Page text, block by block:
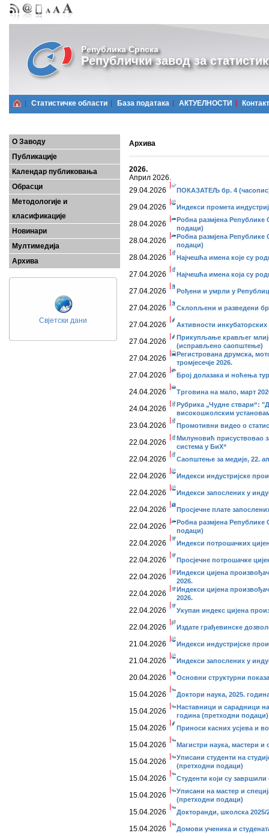
Република Српска
Републички завод за
Статистичке области Базa података АКТУЕЛНОСТИ Контакт
О Заводу
Публикације
Календар публиковања
Обрасци
Методологије и
класификације
Новинари
Мултимедија
Архива
Свјетски дани
Архива
2026.
Април 2026.
29.04.2026
ПОКАЗАТЕЉ бр. 4
29.04.2026 Индекси промета
28.04.2026
Робна размјена Републике
подаци)
28.04.2026
Робна размјена Републике
подаци)
28.04.2026 Најчешћа имена које су
27.04.2026 Најчешћа имена која су
27.04.2026 Рођени и умрли у
27.04.2026 Склопљени и разведени
27.04.2026 Активности инкубаторских
27.04.2026
Прикупљање крављег
(исправљено саопштење)
27.04.2026
Регистрована друмска,
тромјесечје 2026.
27.04.2026 Број долазака и ноћења
24.04.2026 Трговина на мало, март
24.04.2026
Рубрика „Чудне ствари“:
високошколским
23.04.2026 Промотивни видео о
22.04.2026
Милуновић присуствовао
система у БиХ“
22.04.2026 Саопштење за медије, 22.
22.04.2026 Индекси индустријске
22.04.2026 Индекси запослених у
22.04.2026 Просјечне плате
22.04.2026
Робна размјена Републике
подаци)
22.04.2026 Индекси потрошачких
22.04.2026 Просјечне потрошачке
22.04.2026
Индекси цијена
2026.
22.04.2026
Индекси цијена
2026.
22.04.2026 Укупан индекс цијена
22.04.2026 Издате грађевинске
21.04.2026 Индекси индустријске
21.04.2026 Индекси запослених у
20.04.2026 Основни структурни
15.04.2026 Доктори наука, 2025.
15.04.2026
Наставници и сарадници
година (претходни подаци)
15.04.2026 Приноси касних усјева и
15.04.2026 Магистри наука, мастери и
15.04.2026
Уписани студенти на
(претходни подаци)
15.04.2026 Студенти који су
15.04.2026
Уписани на мастер и
(претходни подаци)
15.04.2026 Докторанди, школска
15.04.2026 Домови ученика и